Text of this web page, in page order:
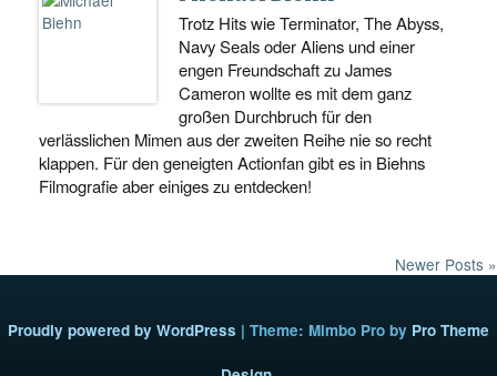
Trotz Hits wie Terminator, The Abyss,
Navy Seals oder Aliens und einer
engen Freundschaft zu James
Cameron wollte es mit dem ganz
großen Durchbruch für den
verlässlichen Mimen aus der zweiten Reihe nie so recht
klappen. Für den geneigten Actionfan gibt es in Biehns
Filmografie aber einiges zu entdecken!
Newer Posts »
Proudly powered by WordPress | Theme: Mimbo Pro by Pro Theme